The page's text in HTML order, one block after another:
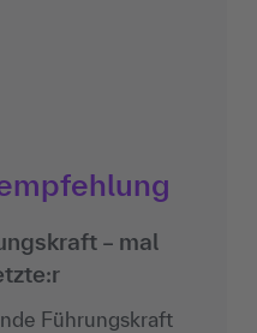
– mal
Führungskraft